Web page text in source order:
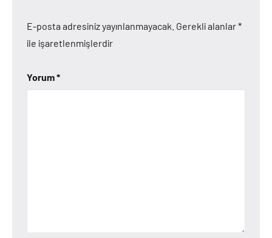
E-posta adresiniz yayınlanmayacak. Gerekli alanlar*
ile işaretlenmişlerdir
Yorum*